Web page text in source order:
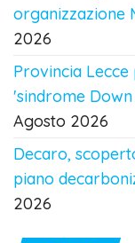
organizzazione
2026
Provincia
'sindrome
Agosto 2026
Decaro,
piano
2026